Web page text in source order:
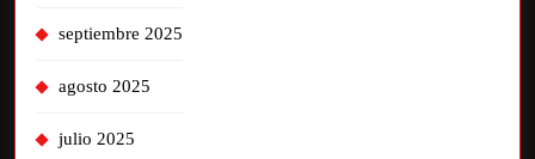
septiembre 2025
agosto 2025
julio 2025